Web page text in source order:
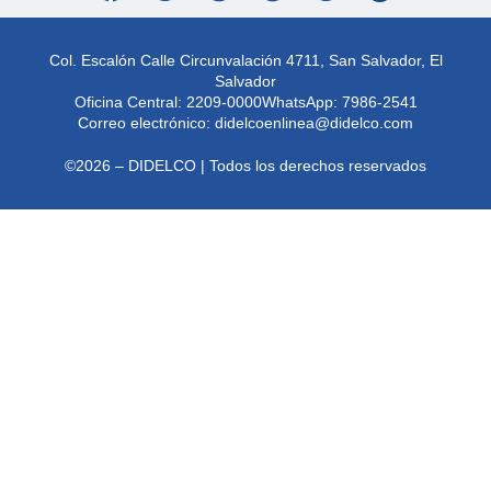
Col. Escalón Calle Circunvalación 4711, San Salvador, El
Salvador
Oficina Central: 2209-0000WhatsApp: 7986-2541
Correo electrónico: didelcoenlinea@didelco.com
©2026 – DIDELCO | Todos los derechos reservados